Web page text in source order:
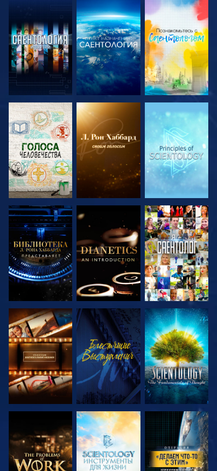
СМОТРЕТЬ
ПЕРЕДАЧИ
СМОТРЕТЬ
ПЕРЕДАЧИ
СМОТРЕТЬ
ПЕРЕДАЧИ
СМОТРЕТЬ
ПЕРЕДАЧИ
СМОТРЕТЬ
ПЕРЕДАЧИ
СМОТРЕТЬ
СМОТРЕТЬ
ПЕРЕДАЧИ
СМОТРЕТЬ
СМОТРЕТЬ
ПЕРЕДАЧИ
СМОТРЕТЬ
ПЕРЕДАЧИ
СМОТРЕТЬ
ПЕРЕДАЧИ
СМОТРЕТЬ